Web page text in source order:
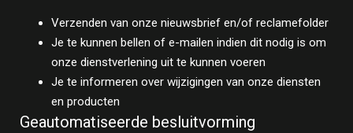
Verzenden van onze nieuwsbrief en/of reclamefolder
Je te kunnen bellen of e-mailen indien dit nodig is om
onze dienstverlening uit te kunnen voeren
Je te informeren over wijzigingen van onze diensten
en producten
Geautomatiseerde besluitvorming